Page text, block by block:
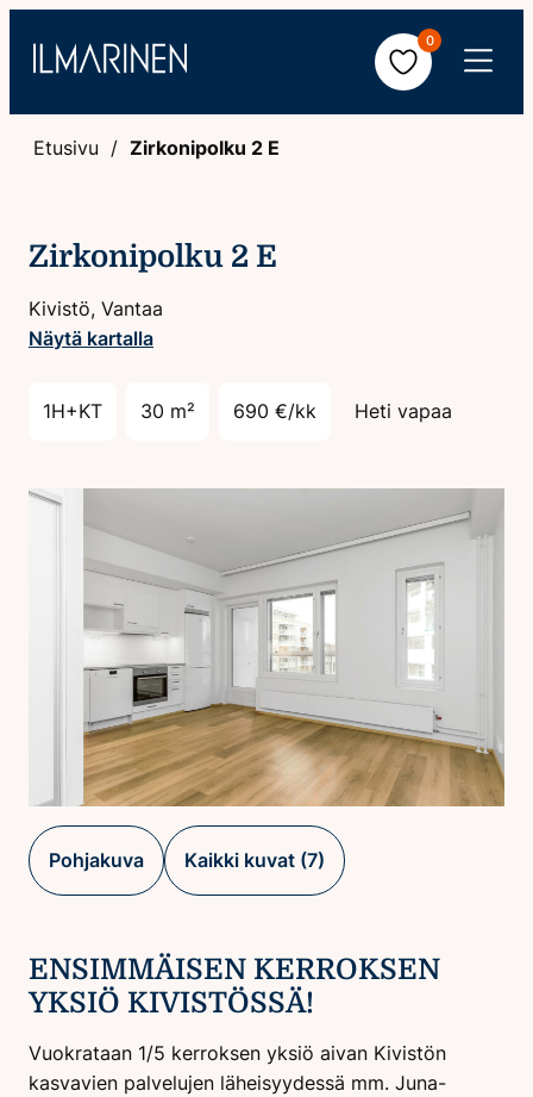
sisältöön
0
Avaa
valikko
Etusivu Zirkonipolku 2 E
Zirkonipolku 2 E
Kivistö, Vantaa
Näytä kartalla
1H+KT 30 m² 690 €/kk Heti vapaa
Pohjakuva Kaikki kuvat (7)
ENSIMMÄISEN KERROKSEN
YKSIÖ KIVISTÖSSÄ!
Vuokrataan 1/5 kerroksen yksiö aivan Kivistön
kasvavien palvelujen läheisyydessä mm. Juna-